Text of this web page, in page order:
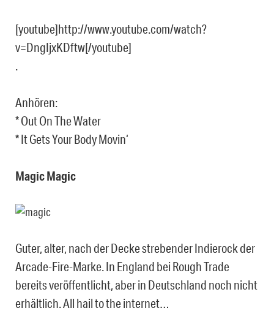
[youtube]http://www.youtube.com/watch?
v=DngIjxKDftw[/youtube]
.
Anhören:
* Out On The Water
* It Gets Your Body Movin‘
Magic Magic
Guter, alter, nach der Decke strebender Indierock der
Arcade-Fire-Marke. In England bei Rough Trade
bereits veröffentlicht, aber in Deutschland noch nicht
erhältlich. All hail to the internet…